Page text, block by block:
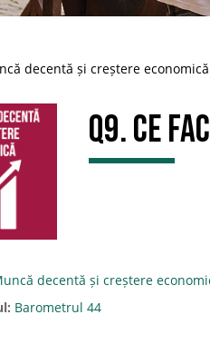
decentă și creștere economică
Q9. Ce
decentă și creștere
Barometrul 44